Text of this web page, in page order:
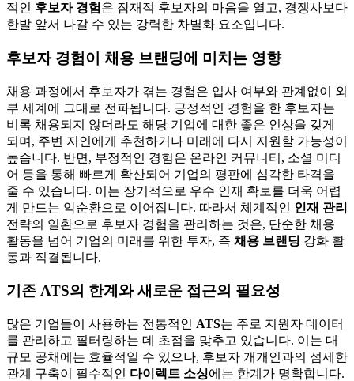
적인 후보자 경험 은 잠재적 후보자의 마음을 열고, 경쟁사보다
한발 앞서 나갈 수 있는 강력한 차별화 요소입니다.
후보자 경험이 채용 브랜딩에 미치는 영향
채용 과정에서 후보자가 겪는 경험은 입사 여부와 관계없이 외
부 세계에 그대로 전파됩니다. 긍정적인 경험을 한 후보자는
비록 채용되지 않더라도 해당 기업에 대한 좋은 인상을 갖게
되며, 주변 지인에게 추천하거나 미래에 다시 지원할 가능성이
높습니다. 반면, 부정적인 경험은 온라인 커뮤니티, 소셜 미디
어 등을 통해 빠르게 확산되어 기업의 평판에 심각한 타격을
줄 수 있습니다. 이는 장기적으로 우수 인재 확보를 더욱 어렵
게 만드는 악순환으로 이어집니다. 따라서 체계적인 인재 관리
전략의 일환으로 후보자 경험을 관리하는 것은, 단순한 채용
활동을 넘어 기업의 미래를 위한 투자, 즉 채용 브랜딩 강화 활
동과 직결됩니다.
기존 ATS의 한계와 새로운 접근의 필요성
많은 기업들이 사용하는 전통적인 ATS는 주로 지원자 데이터
를 관리하고 필터링하는 데 초점을 맞추고 있습니다. 이는 대
규모 공채에는 효율적일 수 있으나, 후보자 개개인과의 섬세한
관계 구축이 필수적인 다이렉트 소싱에는 한계가 명확합니다.